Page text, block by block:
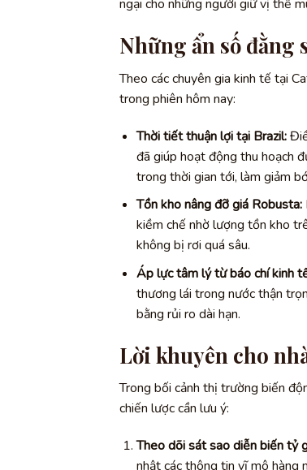
ngại cho những người giữ vị thế
Những ẩn số
Theo các chuyên gia kinh tế tại
trong phiên hôm nay:
Thời tiết thuận lợi tại Brazil:
đã giúp hoạt động thu hoạch
trong thời gian tới, làm giảm
Tồn kho nâng đỡ giá Robusta:
kiềm chế nhờ lượng tồn kho
không bị rơi quá sâu.
Áp lực tâm lý từ báo chí kinh
thương lái trong nước thận
bằng rủi ro dài hạn.
Lời khuyên cho
Trong bối cảnh thị trường biến
chiến lược cần lưu ý:
Theo dõi sát sao diễn biến tỷ
nhật các thông tin vĩ mô hàng